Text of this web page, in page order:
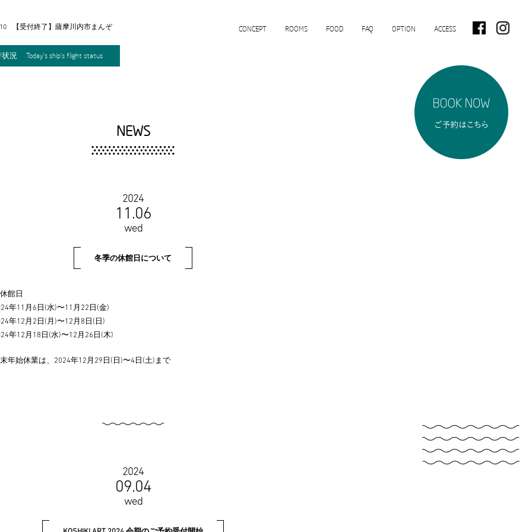
CONCEPT ROOMS FOOD FAQ OPTION ACCESS
【受付終了】薩摩川内市まんぞ
状況 Today's ship's flight status
NEWS
2024
11.06
wed
冬季の休館日について
館日
年11月6日(水)〜11月22日(金)
年12月2日(月)〜12月8日(日)
年12月18日(水)〜12月26日(木)
年始休業は、2024年12月29日(日)〜4日(土)まで
2024
09.04
wed